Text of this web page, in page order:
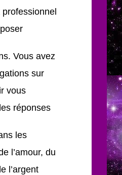
Vous avez
sur
vous
réponses
les
l’amour, du
l’argent